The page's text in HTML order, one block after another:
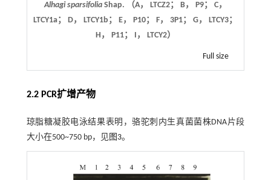
Alhagi sparsifoliaShap. （A， LTCZ2； B， P9； C，
LTCY1a； D， LTCY1b； E， P10； F， 3P1； G， LTCY3；
H， P11； I， LTCY2）
Full size
2.2 PCR扩增产物
琼脂糖凝胶电泳结果表明，骆驼刺内生真菌菌株DNA片段
大小在500~750 bp，见图3。